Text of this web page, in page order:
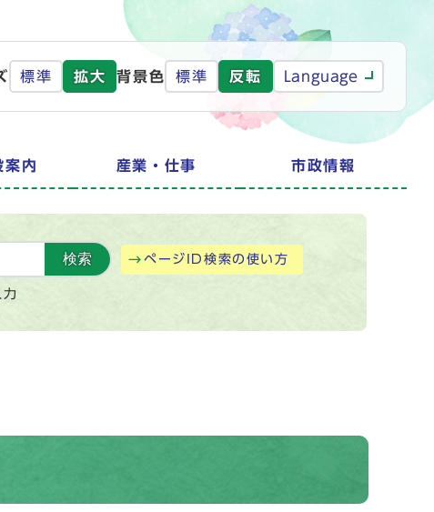
標準 拡大 背景色 標準 反転 Language
案内 産業・仕事 市政情報
検索 ページID検索の使い方